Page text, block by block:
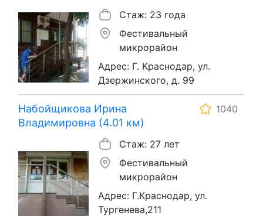
Стаж: 23 года
Фестивальный
микрорайон
Адрес: Г. Краснодар, ул.
Дзержинского, д. 99
Набойщикова Ирина
Владимировна (4.01 км)
1040
Стаж: 27 лет
Фестивальный
микрорайон
Адрес: Г.Краснодар, ул.
Тургенева,211